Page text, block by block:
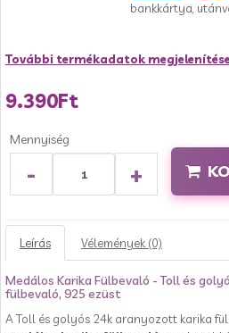
bankkártya,
További termékadatok
9.390Ft
Mennyiség
- +
Leírás Vélemények (0)
Medálos Karika Fülbevaló - Toll és
fülbevaló, 925 ezüst
A Toll és golyós 24k aranyozott karika